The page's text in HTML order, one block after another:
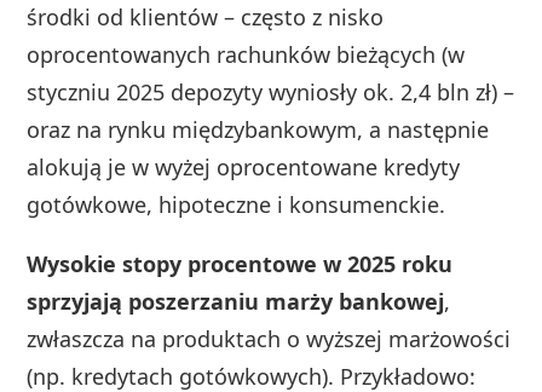
środki od klientów – często z nisko
oprocentowanych rachunków bieżących (w
styczniu 2025 depozyty wyniosły ok. 2,4 bln zł) –
oraz na rynku międzybankowym, a następnie
alokują je w wyżej oprocentowane kredyty
gotówkowe, hipoteczne i konsumenckie.
Wysokie stopy procentowe w 2025 roku
sprzyjają poszerzaniu marży bankowej,
zwłaszcza na produktach o wyższej marżowości
(np. kredytach gotówkowych). Przykładowo: